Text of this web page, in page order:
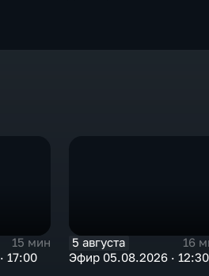
15 мин
17:00
5 августа
16
Эфир 05.08.2026 · 12:30